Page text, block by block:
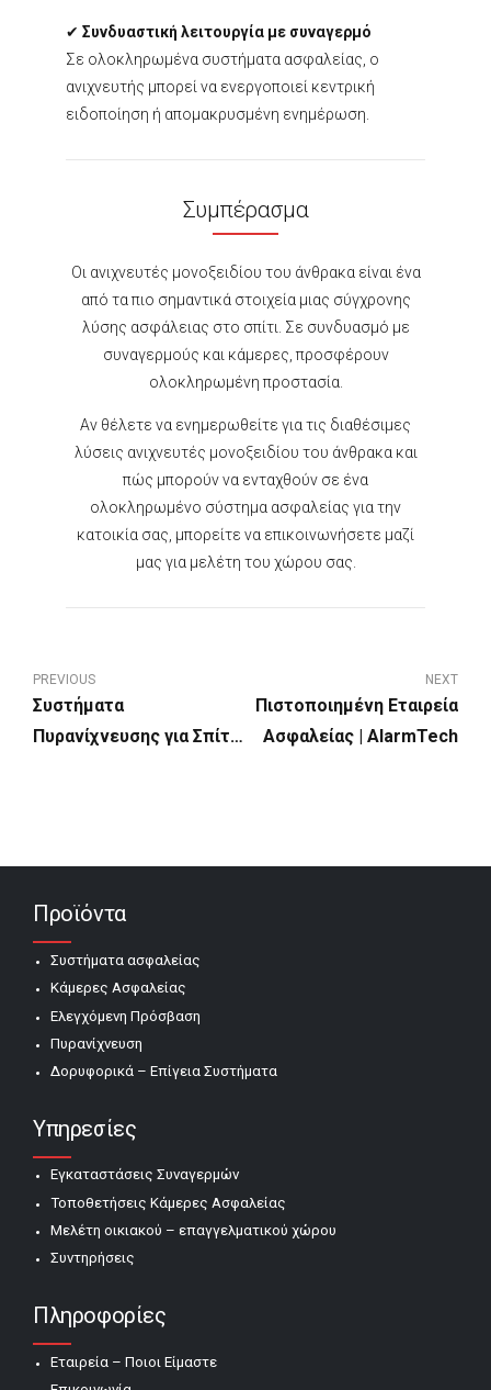
✔ Συνδυαστική λειτουργία με συναγερμό
Σε ολοκληρωμένα συστήματα ασφαλείας, ο
ανιχνευτής μπορεί να ενεργοποιεί κεντρική
ειδοποίηση ή απομακρυσμένη ενημέρωση.
Συμπέρασμα
Οι ανιχνευτές μονοξειδίου του άνθρακα είναι ένα
από τα πιο σημαντικά στοιχεία μιας σύγχρονης
λύσης ασφάλειας στο σπίτι. Σε συνδυασμό με
συναγερμούς και κάμερες, προσφέρουν
ολοκληρωμένη προστασία.
Αν θέλετε να ενημερωθείτε για τις διαθέσιμες
λύσεις ανιχνευτές μονοξειδίου του άνθρακα και
πώς μπορούν να ενταχθούν σε ένα
ολοκληρωμένο σύστημα ασφαλείας για την
κατοικία σας, μπορείτε να επικοινωνήσετε μαζί
μας για μελέτη του χώρου σας.
PREVIOUS
Συστήματα
Πυρανίχνευσης για Σπίτι:
NEXT
Πιστοποιημένη Εταιρεία
Ασφαλείας | AlarmTech
Προϊόντα
Συστήματα ασφαλείας
Κάμερες Ασφαλείας
Ελεγχόμενη Πρόσβαση
Πυρανίχνευση
Δορυφορικά – Επίγεια Συστήματα
Υπηρεσίες
Εγκαταστάσεις Συναγερμών
Τοποθετήσεις Κάμερες Ασφαλείας
Μελέτη οικιακού – επαγγελματικού χώρου
Συντηρήσεις
Πληροφορίες
Εταιρεία – Ποιοι Είμαστε